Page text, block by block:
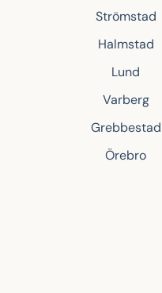
Strömstad
Halmstad
Lund
Varberg
Grebbestad
Örebro